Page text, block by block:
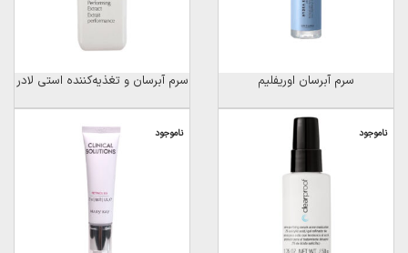
سرم آبرسان اوریفلیم سرم آبرسان و تغذیه‌کننده استی لادر
ناموجود ناموجود